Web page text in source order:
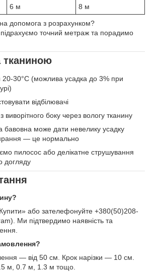
6 м 8 м
допомога з розрахунком?
точний метраж та порадимо
тканиною
30°C (можлива усадка до 3% при
відбілювачі
виворітного боку через вологу тканину
бавовна може дати невелику усадку
— це нормально
пилосос або делікатне струшування
догляду
або зателефонуйте +380(50)208-
Ми підтвердимо наявність та
— від 50 см. Крок нарізки — 10 см.
м, 0.7 м, 1.3 м тощо.